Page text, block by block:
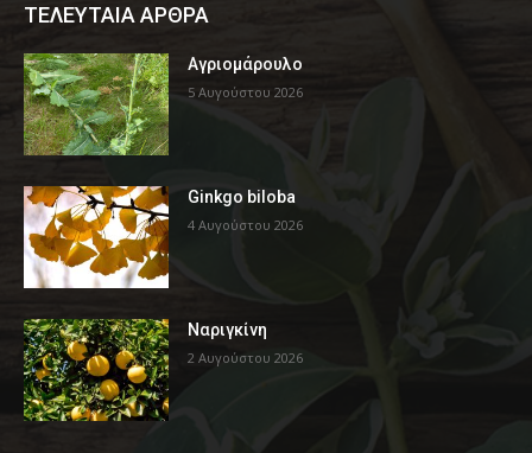
ΤΕΛΕΥΤΑΙΑ ΑΡΘΡΑ
Αγριομάρουλο
5 Αυγούστου 2026
Ginkgo biloba
4 Αυγούστου 2026
Ναριγκίνη
2 Αυγούστου 2026